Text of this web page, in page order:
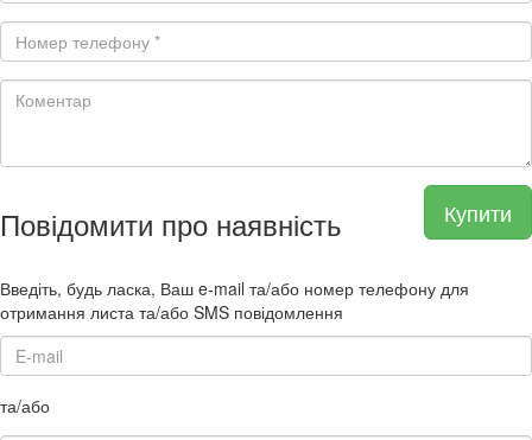
Купити
Повідомити про наявність
Введіть, будь ласка, Ваш e-mail та/або номер телефону для
отримання листа та/або SMS повідомлення
та/або